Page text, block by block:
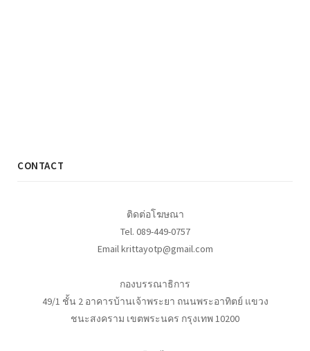
CONTACT
ติดต่อโฆษณา
Tel. 089-449-0757
Email krittayotp@gmail.com
กองบรรณาธิการ
49/1 ชั้น 2 อาคารบ้านเจ้าพระยา ถนนพระอาทิตย์ แขวง
ชนะสงคราม เขตพระนคร กรุงเทพ 10200